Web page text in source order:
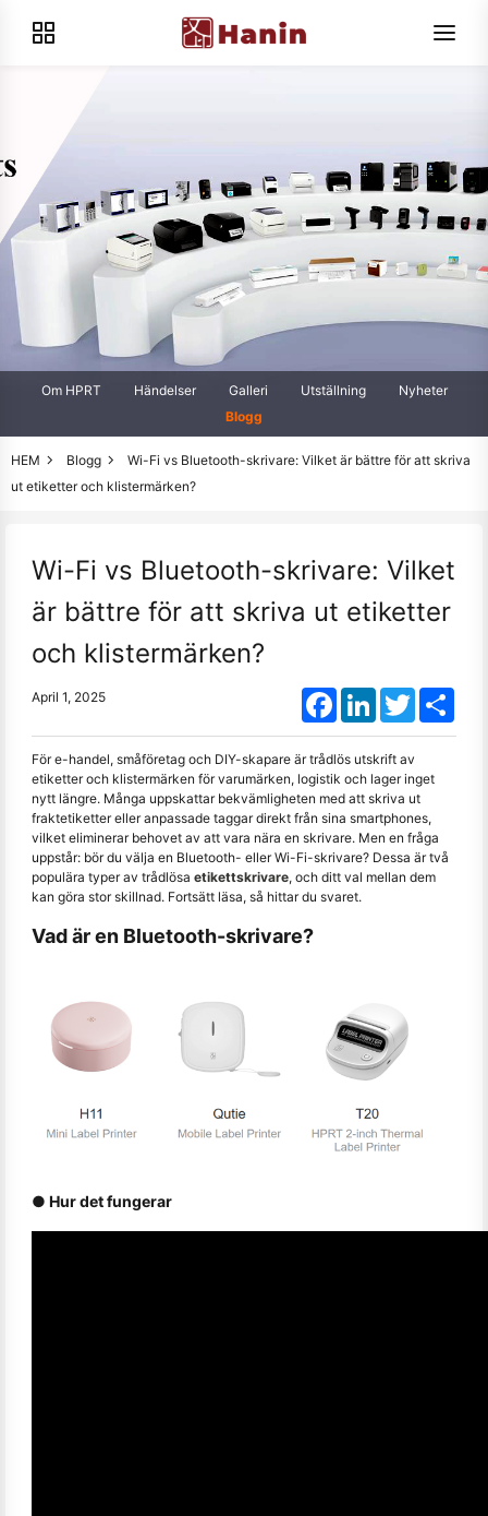
Om HPRT Händelser Galleri Utställning
Nyheter
Blogg
HEM Blogg
Wi-Fi vs Bluetooth-skrivare: Vilket är bättre för att skriva
ut etiketter och klistermärken?
Wi-Fi vs Bluetooth-skrivare: Vilket
är bättre för att skriva ut etiketter
och klistermärken?
April 1, 2025 FacebookLinkedInTwitter
För e-handel, småföretag och DIY-skapare är trådlös utskrift av
etiketter och klistermärken för varumärken, logistik och lager inget
nytt längre. Många uppskattar bekvämligheten med att skriva ut
fraktetiketter eller anpassade taggar direkt från sina smartphones,
vilket eliminerar behovet av att vara nära en skrivare. Men en fråga
uppstår: bör du välja en Bluetooth- eller Wi-Fi-skrivare? Dessa är två
populära typer av trådlösa etikettskrivare, och ditt val mellan dem
kan göra stor skillnad. Fortsätt läsa, så hittar du svaret.
Vad är en Bluetooth-skrivare?
● Hur det fungerar